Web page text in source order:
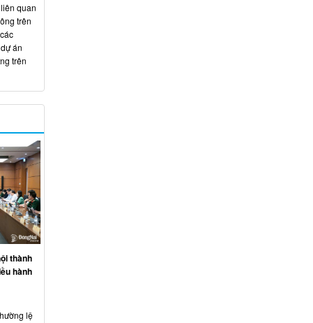
quan
trên
án
trên
thành
hành
lệ